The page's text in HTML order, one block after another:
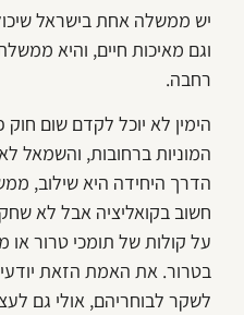
יש ממשלה אחת בישראל
וגם מאיכות חיים, והיא
רחבה.
הימין לא יוכל לקדם שום
המוניות ברחובות, והשמאל
הדרך היחידה היא שילוב,
חשוב בקואליציה אבל לא
על קולות של תומכי טרור או
בטרור. את האמת הזאת
לשקר לבוחריהם, אולי גם